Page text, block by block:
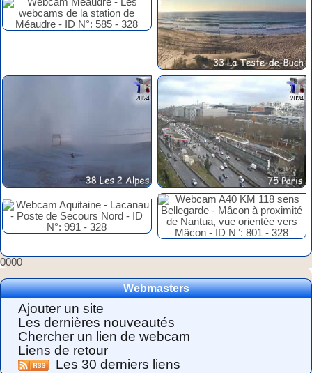
0000
Webmasters
Ajouter un site
Les dernières nouveautés
Chercher un lien de webcam
Liens de retour
Les 30 derniers liens